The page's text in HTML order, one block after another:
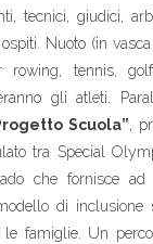
tecnici, giudici,
Nuoto (in
rowing, tennis,
gli atleti.
Scuola” ,
tra Special
che fornisce ad
di inclusione
famiglie. Un